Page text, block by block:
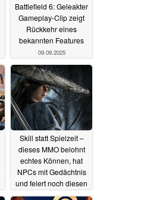
Battlefield 6: Geleakter
Gameplay-Clip zeigt
Rückkehr eines
bekannten Features
09.09.2025
Skill statt Spielzeit –
dieses MMO belohnt
echtes Können, hat
NPCs mit Gedächtnis
und feiert noch diesen
Monat Beta-Start